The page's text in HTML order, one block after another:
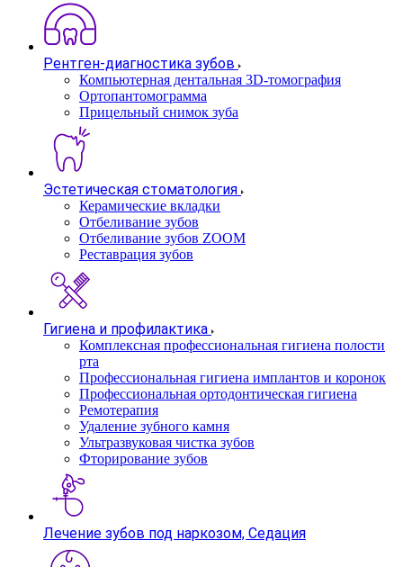
Рентген-диагностика зубов
Компьютерная дентальная 3D-томография
Ортопантомограмма
Прицельный снимок зуба
Эстетическая стоматология
Керамические вкладки
Отбеливание зубов
Отбеливание зубов ZOOM
Реставрация зубов
Гигиена и профилактика
Комплексная профессиональная гигиена полости
рта
Профессиональная гигиена имплантов и коронок
Профессиональная ортодонтическая гигиена
Ремотерапия
Удаление зубного камня
Ультразвуковая чистка зубов
Фторирование зубов
Лечение зубов под наркозом, Седация